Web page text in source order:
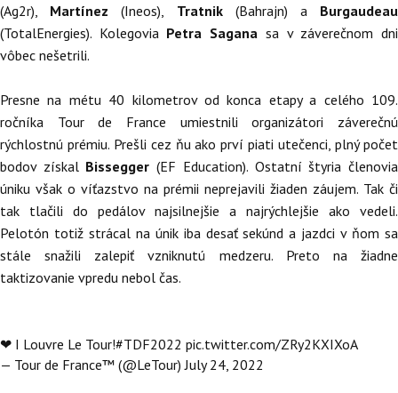
(Ag2r), Martínez (Ineos), Tratnik (Bahrajn) a Burgaudeau
(TotalEnergies). Kolegovia Petra Sagana sa v záverečnom dni
vôbec nešetrili.
Presne na métu 40 kilometrov od konca etapy a celého 109.
ročníka Tour de France umiestnili organizátori záverečnú
rýchlostnú prémiu. Prešli cez ňu ako prví piati utečenci, plný počet
bodov získal Bissegger (EF Education). Ostatní štyria členovia
úniku však o víťazstvo na prémii neprejavili žiaden záujem. Tak či
tak tlačili do pedálov najsilnejšie a najrýchlejšie ako vedeli.
Pelotón totiž strácal na únik iba desať sekúnd a jazdci v ňom sa
stále snažili zalepiť vzniknutú medzeru. Preto na žiadne
taktizovanie vpredu nebol čas.
❤ I Louvre Le Tour!#TDF2022 pic.twitter.com/ZRy2KXIXoA
— Tour de France™ (@LeTour)July 24, 2022